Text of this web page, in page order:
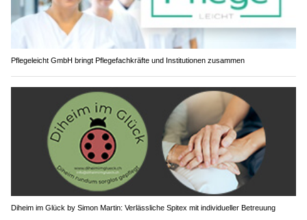
Pflegeleicht GmbH bringt Pflegefachkräfte und Institutionen zusammen
Diheim im Glück by Simon Martin: Verlässliche Spitex mit individueller Betreuung